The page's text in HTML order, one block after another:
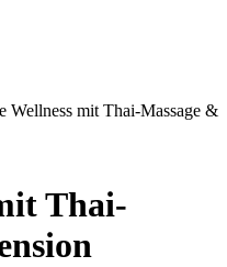
Wellness mit Thai-Massage &
Thai-